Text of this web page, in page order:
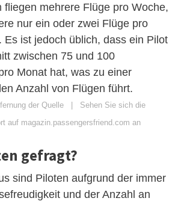
fliegen mehrere Flüge pro Woche,
nur ein oder zwei Flüge pro
Es ist jedoch üblich, dass ein Pilot
zwischen 75 und 100
Monat hat, was zu einer
Anzahl von Flügen führt.
der Quelle | Sehen Sie sich die
auf magazin.passengersfriend.com an
gefragt?
sind Piloten aufgrund der immer
und der Anzahl an